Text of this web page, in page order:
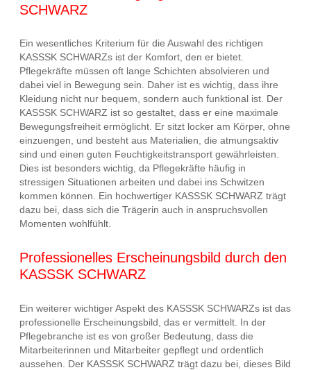
SCHWARZ
Ein wesentliches Kriterium für die Auswahl des richtigen
KASSSK SCHWARZs ist der Komfort, den er bietet.
Pflegekräfte müssen oft lange Schichten absolvieren und
dabei viel in Bewegung sein. Daher ist es wichtig, dass ihre
Kleidung nicht nur bequem, sondern auch funktional ist. Der
KASSSK SCHWARZ ist so gestaltet, dass er eine maximale
Bewegungsfreiheit ermöglicht. Er sitzt locker am Körper, ohne
einzuengen, und besteht aus Materialien, die atmungsaktiv
sind und einen guten Feuchtigkeitstransport gewährleisten.
Dies ist besonders wichtig, da Pflegekräfte häufig in
stressigen Situationen arbeiten und dabei ins Schwitzen
kommen können. Ein hochwertiger KASSSK SCHWARZ trägt
dazu bei, dass sich die Trägerin auch in anspruchsvollen
Momenten wohlfühlt.
Professionelles Erscheinungsbild durch den
KASSSK SCHWARZ
Ein weiterer wichtiger Aspekt des KASSSK SCHWARZs ist das
professionelle Erscheinungsbild, das er vermittelt. In der
Pflegebranche ist es von großer Bedeutung, dass die
Mitarbeiterinnen und Mitarbeiter gepflegt und ordentlich
aussehen. Der KASSSK SCHWARZ trägt dazu bei, dieses Bild